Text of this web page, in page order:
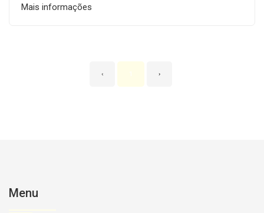
Mais informações
‹ 1 ›
Menu